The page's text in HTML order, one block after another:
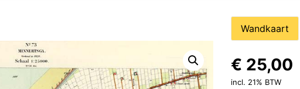
Wandkaart
€ 25,00
incl. 21% BTW